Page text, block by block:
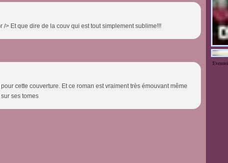
/> Et que dire de la couv qui est tout simplement sublime!!!
cette couverture. Et ce roman est vraiment très émouvant même
ses tomes